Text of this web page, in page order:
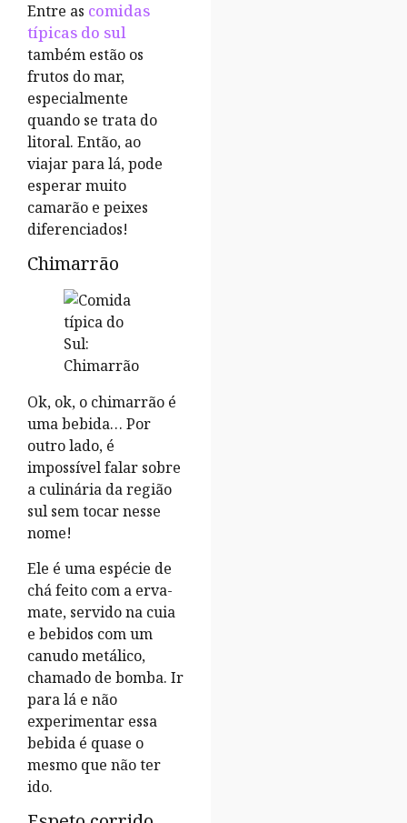
Entre as comidas
típicas do sul
também estão os
frutos do mar,
especialmente
quando se trata do
litoral. Então, ao
viajar para lá, pode
esperar muito
camarão e peixes
diferenciados!
Chimarrão
Ok, ok, o chimarrão é
uma bebida… Por
outro lado, é
impossível falar sobre
a culinária da região
sul sem tocar nesse
nome!
Ele é uma espécie de
chá feito com a erva-
mate, servido na cuia
e bebidos com um
canudo metálico,
chamado de bomba. Ir
para lá e não
experimentar essa
bebida é quase o
mesmo que não ter
ido.